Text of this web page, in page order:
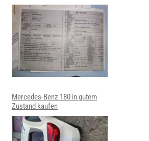
Mercedes-Benz 180 in gutem
Zustand kaufen